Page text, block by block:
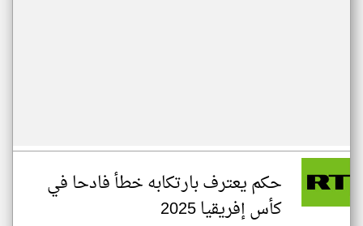
حكم يعترف بارتكابه خطأ فادحا في
كأس إفريقيا 2025